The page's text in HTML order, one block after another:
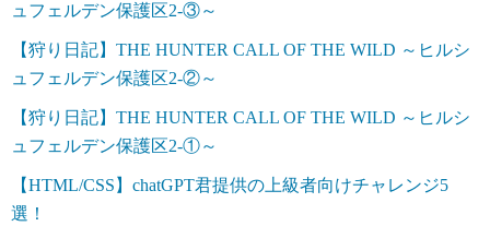
ュフェルデン保護区2-③～
【狩り日記】THE HUNTER CALL OF THE WILD ～ヒルシ
ュフェルデン保護区2-②～
【狩り日記】THE HUNTER CALL OF THE WILD ～ヒルシ
ュフェルデン保護区2-①～
【HTML/CSS】chatGPT君提供の上級者向けチャレンジ5
選！